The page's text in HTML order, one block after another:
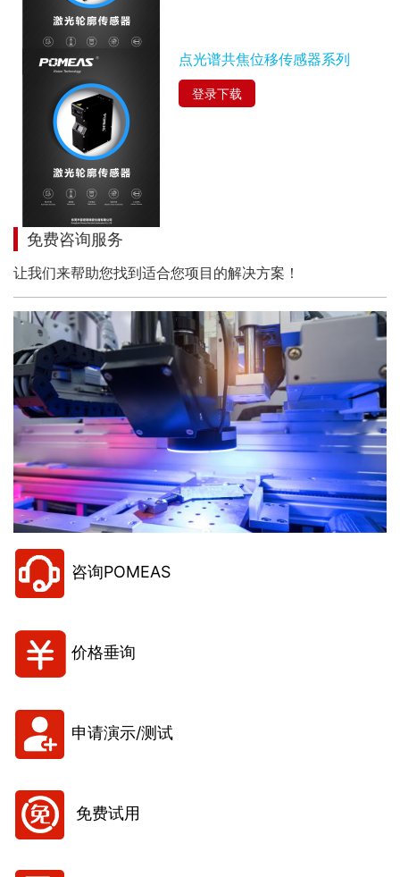
点光谱共焦位移传感器系列
登录下载
免费咨询服务
让我们来帮助您找到适合您项目的解决方案！
咨询POMEAS
价格垂询
申请演示/测试
免费试用